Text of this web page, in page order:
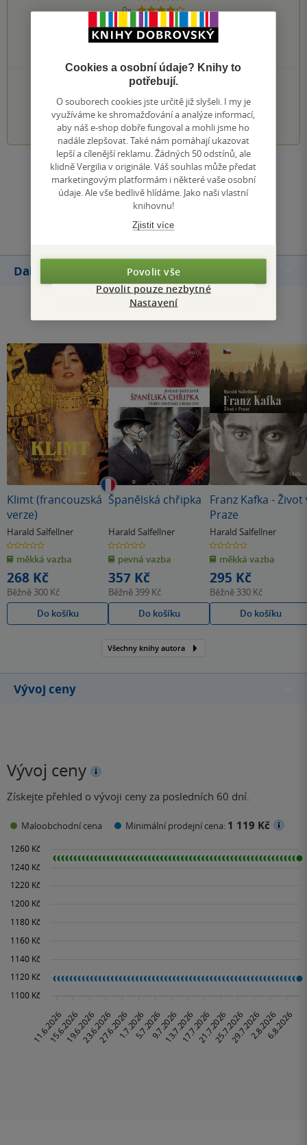
0×
4 hvězdičky
3 hvězdičky
0×
2 hvězdičky
PŘIDEJTE SVÉ HODNOCENÍ KNIHY
1 2 3 4 5
Zobrazit všechna hodnocení
Přidat hodnocení
Další knihy autora
Klimt (francouzská
verze)
Harald Salfellner
0.0
z
5
hvězdiček
měkká vazba
268 Kč
Běžně 300 Kč
Do košíku
Španělská chřipka
Harald Salfellner
0.0
z
5
hvězdiček
pevná vazba
357 Kč
Běžně 399 Kč
Do košíku
Franz Kafka - Život
Praze
Harald Salfellner
0.0
z
5
hvězdiček
měkká vazba
295 Kč
Běžně 330 Kč
Do košíku
Všechny knihy autora
Vývoj ceny
Vývoj ceny
Získejte přehled o vývoji ceny za posledních 60 dní.
Maloobchodní cena Minimální prodejní cena: 1 119 Kč
Cookies a osobní údaje? Knihy to
potřebují.
O souborech cookies jste určitě již slyšeli. I my je
využíváme ke shromažďování a analýze informací,
aby náš e-shop dobře fungoval a mohli jsme ho
nadále zlepšovat. Také nám pomáhají ukazovat
lepší a cílenější reklamu. Žádných 50 odstínů, ale
klidně Vergilia v originále. Váš souhlas může předat
marketingovým platformám i některé vaše osobní
údaje. Ale vše bedlivě hlídáme. Jako naši vlastní
knihovnu!
Zjistit více
Povolit vše
Povolit pouze nezbytné
Nastavení